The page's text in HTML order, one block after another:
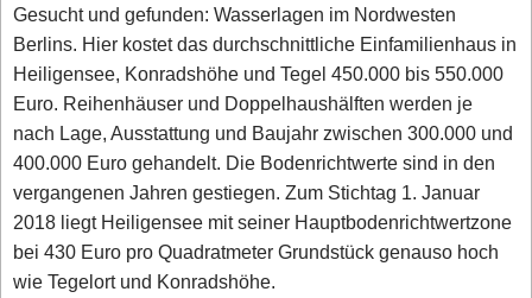
Gesucht und gefunden: Wasserlagen im Nordwesten
Berlins. Hier kostet das durchschnittliche Einfamilienhaus in
Heiligensee, Konradshöhe und Tegel 450.000 bis 550.000
Euro. Reihenhäuser und Doppelhaushälften werden je
nach Lage, Ausstattung und Baujahr zwischen 300.000 und
400.000 Euro gehandelt. Die Bodenrichtwerte sind in den
vergangenen Jahren gestiegen. Zum Stichtag 1. Januar
2018 liegt Heiligensee mit seiner Hauptbodenrichtwertzone
bei 430 Euro pro Quadratmeter Grundstück genauso hoch
wie Tegelort und Konradshöhe.